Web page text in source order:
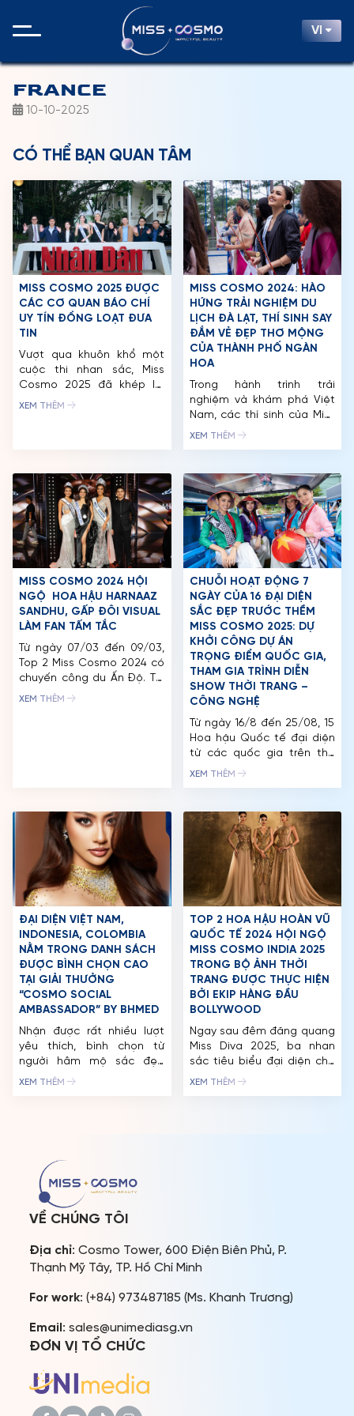
VI
TRANG CHỦ
MCO
CUỘC THI
TIN TỨC & THƯ VIỆN
FAQ
FRANCE
10-10-2025
CÓ THỂ BẠN QUAN TÂM
MISS COSMO 2025 ĐƯỢC
CÁC CƠ QUAN BÁO CHÍ
UY TÍN ĐỒNG LOẠT ĐƯA
TIN
Vượt qua khuôn khổ một
cuộc thi nhan sắc, Miss
Cosmo 2025 đã khép lại
hành trình tại Việt Nam với
hóa, du lịch và đối ngoại.
Đặc biệt, Miss Cosmo 2025
đã […]
XEM THÊM
MISS COSMO 2024: HÀO
HỨNG TRẢI NGHIỆM DU
LỊCH ĐÀ LẠT, THÍ SINH SAY
ĐẮM VẺ ĐẸP THƠ MỘNG
CỦA THÀNH PHỐ NGÀN
HOA
Trong hành trình trải
nghiệm và khám phá Việt
Nam, các thí sinh của Miss
Cosmo 2024 đã có những
sự kiện “Best Of Vietnam
Exhibition – Ao Dai Show”,
gần 60 người đẹp có cơ hội
trải nghiệm du lịch Đà Lạt
với […]
XEM THÊM
MISS COSMO 2024 HỘI
NGỘ HOA HẬU HARNAAZ
SANDHU, GẤP ĐÔI VISUAL
LÀM FAN TẤM TẮC
Từ ngày 07/03 đến 09/03,
Top 2 Miss Cosmo 2024 có
chuyến công du Ấn Độ. Tại
đây, top 2 sẽ tham dự
XEM THÊM
CHUỖI HOẠT ĐỘNG 7
NGÀY CỦA 16 ĐẠI DIỆN
SẮC ĐẸP TRƯỚC THỀM
MISS COSMO 2025: DỰ
KHỞI CÔNG DỰ ÁN
TRỌNG ĐIỂM QUỐC GIA,
THAM GIA TRÌNH DIỄN
SHOW THỜI TRANG –
CÔNG NGHỆ
Từ ngày 16/8 đến 25/08, 15
Hoa hậu Quốc tế đại diện
từ các quốc gia trên thế
giới đã đồng loạt đến Việt
2025. Chuỗi hoạt động trải
dài tại TP. Hồ Chí Minh –
miền Tây không chỉ là dịp
giao lưu văn […]
XEM THÊM
ĐẠI DIỆN VIỆT NAM,
INDONESIA, COLOMBIA
NẰM TRONG DANH SÁCH
ĐƯỢC BÌNH CHỌN CAO
TẠI GIẢI THƯỞNG
“COSMO SOCIAL
AMBASSADOR” BY BHMED
Nhận được rất nhiều lượt
yêu thích, bình chọn từ
người hâm mộ sắc đẹp
khắp nơi trên thế giới, 12 thí
Miss Cosmo 2024 – Thế
vận hội Sắc đẹp […]
XEM THÊM
TOP 2 HOA HẬU HOÀN VŨ
QUỐC TẾ 2024 HỘI NGỘ
MISS COSMO INDIA 2025
TRONG BỘ ẢNH THỜI
TRANG ĐƯỢC THỰC HIỆN
BỞI EKIP HÀNG ĐẦU
BOLLYWOOD
Ngay sau đêm đăng quang
Miss Diva 2025, ba nhan
sắc tiêu biểu đại diện cho
vẻ đẹp hiện đại và bản lĩnh:
XEM THÊM
VỀ CHÚNG TÔI
Địa chỉ: Cosmo Tower, 600 Điện Biên Phủ, P.
Thạnh Mỹ Tây, TP. Hồ Chí Minh
For work: (+84) 973487185 (Ms. Khanh Trương)
Email : sales@unimediasg.vn
ĐƠN VỊ TỔ CHỨC